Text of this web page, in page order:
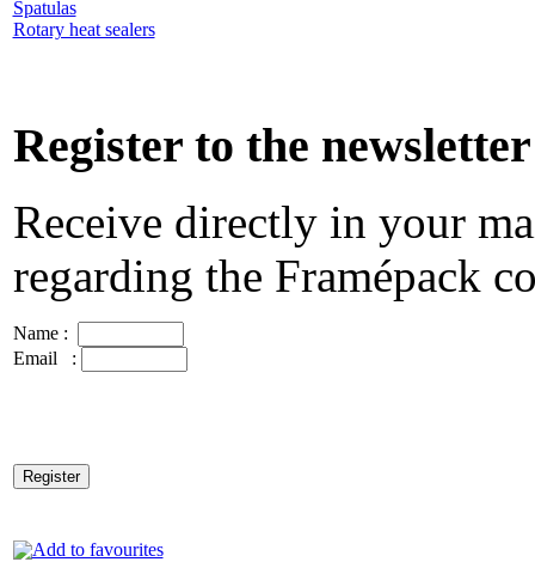
Spatulas
Rotary heat sealers
Register to the newsletter
Receive directly in your
regarding the Framépack
Name :
Email :
Add to favourites